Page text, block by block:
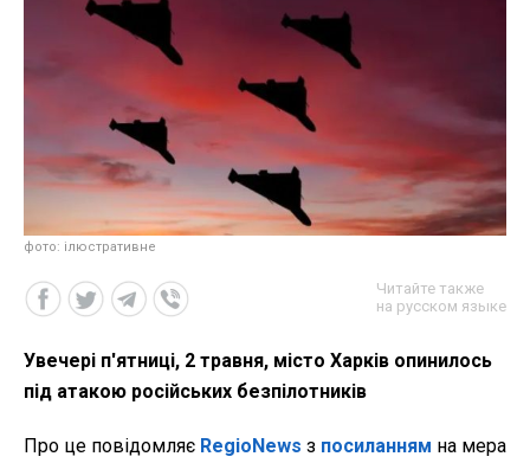
фото: ілюстративне
Читайте также
на русском языке
Увечері п'ятниці, 2 травня, місто Харків опинилось
під атакою російських безпілотників
Про це повідомляє RegioNews з посиланням на мера